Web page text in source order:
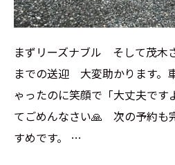
まずリーズナブル そして茂
までの送迎 大変助かります。
ゃったのに笑顔で「大丈夫です
てごめんなさい🙏 次の予約も
すめです。 …